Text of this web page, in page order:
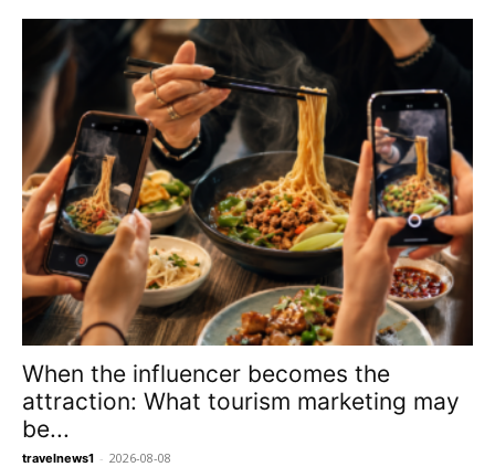
When the influencer becomes the
attraction: What tourism marketing may
be...
travelnews1 - 2026-08-08